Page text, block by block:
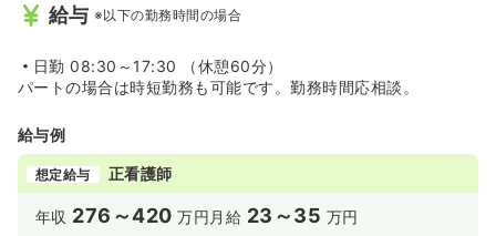
給与 ※以下の勤務時間の場合
日勤 08:30～17:30 （休憩60分）
パートの場合は時短勤務も可能です。勤務時間応相談。
給与例
想定給与 正看護師
年収 276～420 万円 月給 23～35 万円